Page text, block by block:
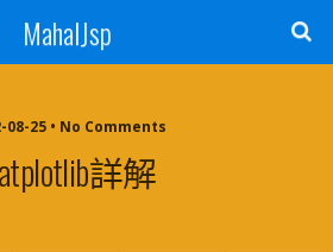
MahalJsp
08-25 • No Comments
詳解